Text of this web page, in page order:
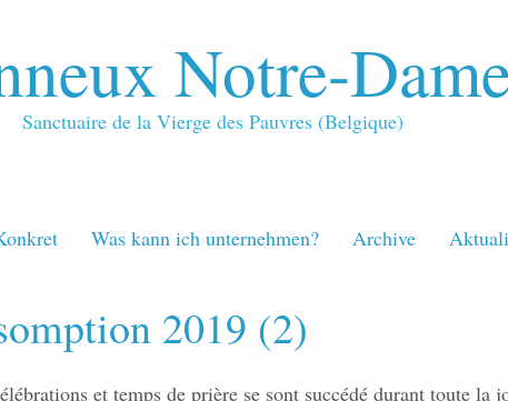
Notre-
Sanctuaire de la Vierge des Pauvres (Belgique)
Was kann ich unternehmen? Archive
2019 (2)
et temps de prière se sont succédé durant toute la